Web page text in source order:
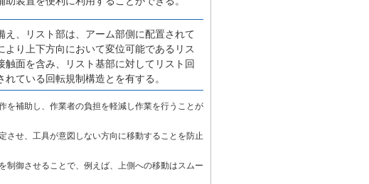
、リスト部は、アーム部側に配置されて
り上下方向において変位可能であるリス
面を含み、リスト基部に対してリスト回
ている回転規制構造とを有する。
を補助し、作業者の負担を軽減し作業を行うことが
させ、工具が意図しない方向に移動することを防止
制御させることで、例えば、上側への移動はスムー